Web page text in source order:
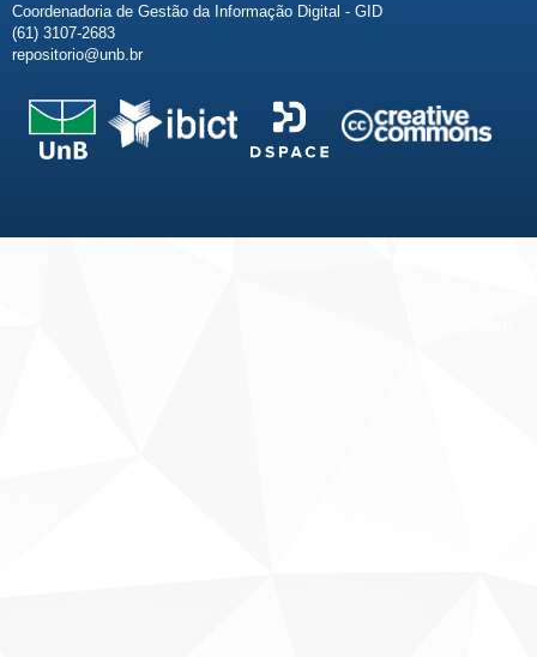
Coordenadoria de Gestão da Informação Digital - GID
(61) 3107-2683
repositorio@unb.br